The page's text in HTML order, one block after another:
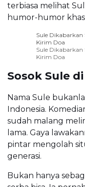
terbiasa melihat
humor-humor
Sule
Kirim Doa
Sule
Kirim Doa
Sosok Sule
Nama Sule
Indonesia.
sudah malang
lama. Gaya
pintar mengolah
generasi.
Bukan hanya